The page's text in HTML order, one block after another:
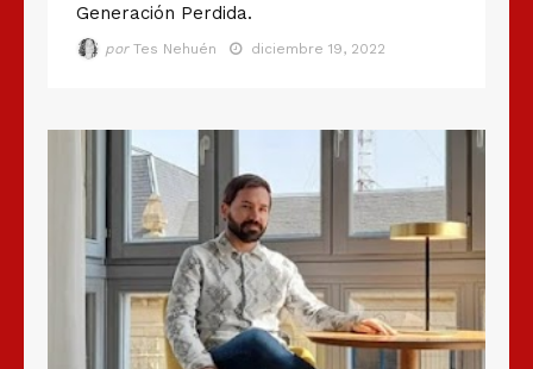
Generación Perdida.
por Tes Nehuén diciembre 19, 2022